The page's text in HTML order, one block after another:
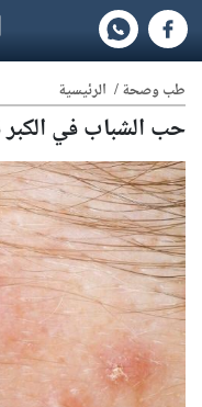
طب وصحة/ الرئيسية
حب الشباب في